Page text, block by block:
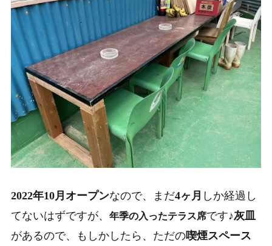
2022年10月オープンなので、まだ4ヶ月 しか経過し
てないはずですが、 年季の入ったテラス席です♪灰皿
があるので、もしかしたら、ただの喫煙スペース